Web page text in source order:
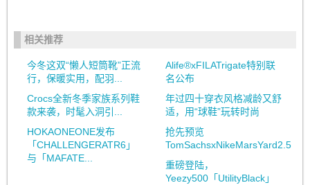
相关推荐
今冬这双“懒人短筒靴”正流
行，保暖实用，配羽...
Alife®xFILATrigate特别联
名公布
Crocs全新冬季家族系列鞋
款来袭，时髦入洞引...
年过四十穿衣风格减龄又舒
适，用“球鞋”玩转时尚
HOKAONEONE发布
「CHALLENGERATR6」
与「MAFATE...
抢先预览
TomSachsxNikeMarsYard2.5
重磅登陆，
Yeezy500「UtilityBlack」